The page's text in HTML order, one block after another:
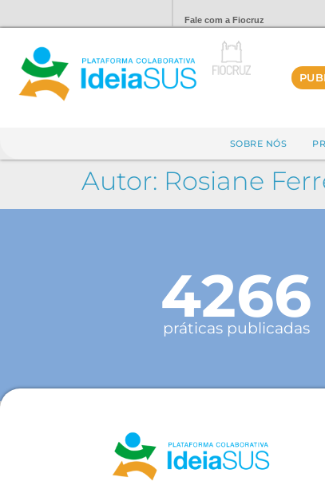
Fale com a Fiocruz
SOBRE NÓS
Autor: Rosiane
4266
práticas publicadas